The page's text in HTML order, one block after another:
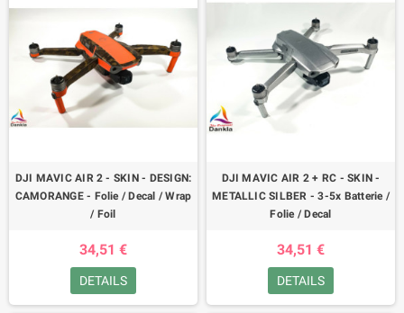
DJI MAVIC AIR 2 - SKIN - DESIGN:
CAMORANGE - Folie / Decal / Wrap
/ Foil
34,51 €
DETAILS
DJI MAVIC AIR 2 + RC - SKIN -
METALLIC SILBER - 3-5x Batterie /
Folie / Decal
34,51 €
DETAILS